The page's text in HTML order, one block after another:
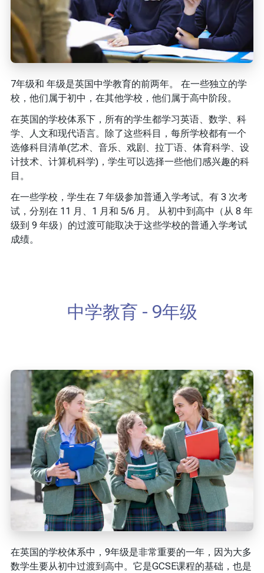
7年级和 年级是英国中学教育的前两年。 在一些独立的学
校，他们属于初中，在其他学校，他们属于高中阶段。
在英国的学校体系下，所有的学生都学习英语、数学、科
学、人文和现代语言。除了这些科目，每所学校都有一个
选修科目清单(艺术、音乐、戏剧、拉丁语、体育科学、设
计技术、计算机科学)，学生可以选择一些他们感兴趣的科
目。
在一些学校，学生在 7 年级参加普通入学考试。有 3 次考
试，分别在 11 月、1 月和 5/6 月。 从初中到高中（从 8 年
级到 9 年级）的过渡可能取决于这些学校的普通入学考试
成绩。
中学教育 - 9年级
在英国的学校体系中，9年级是非常重要的一年，因为大多
数学生要从初中过渡到高中。它是GCSE课程的基础，也是